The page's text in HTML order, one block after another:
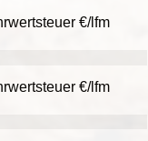
€/lfm
€/lfm